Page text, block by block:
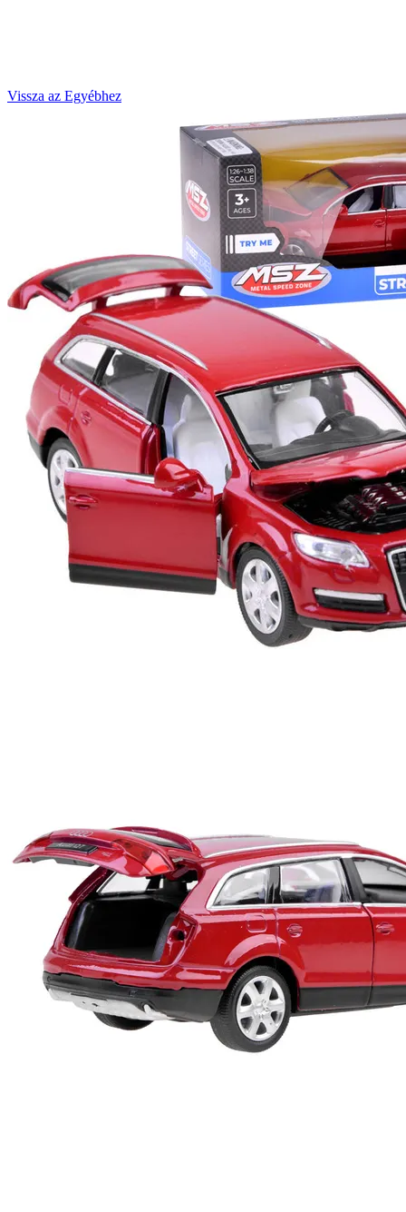
Vissza az Egyébhez